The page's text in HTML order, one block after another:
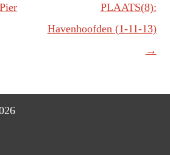
PLAATS(8):
Havenhoofden (1-11-13)
→
2026